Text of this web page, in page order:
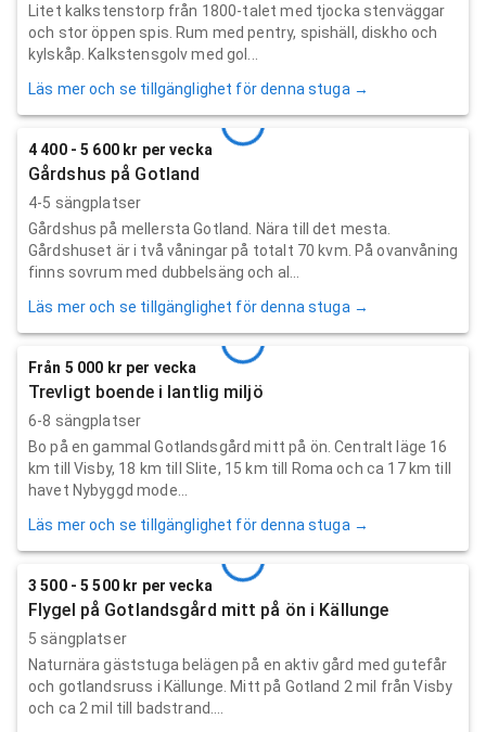
Litet kalkstenstorp från 1800-talet med tjocka stenväggar
och stor öppen spis. Rum med pentry, spishäll, diskho och
kylskåp. Kalkstensgolv med gol...
Läs mer och se tillgänglighet för denna stuga →
4 400 - 5 600 kr per vecka
Gårdshus på Gotland
4-5 sängplatser
Gårdshus på mellersta Gotland. Nära till det mesta.
Gårdshuset är i två våningar på totalt 70 kvm. På ovanvåning
finns sovrum med dubbelsäng och al...
Läs mer och se tillgänglighet för denna stuga →
Från 5 000 kr per vecka
Trevligt boende i lantlig miljö
6-8 sängplatser
Bo på en gammal Gotlandsgård mitt på ön. Centralt läge 16
km till Visby, 18 km till Slite, 15 km till Roma och ca 17 km till
havet Nybyggd mode...
Läs mer och se tillgänglighet för denna stuga →
3 500 - 5 500 kr per vecka
Flygel på Gotlandsgård mitt på ön i Källunge
5 sängplatser
Naturnära gäststuga belägen på en aktiv gård med gutefår
och gotlandsruss i Källunge. Mitt på Gotland 2 mil från Visby
och ca 2 mil till badstrand....